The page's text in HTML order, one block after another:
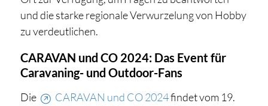
und die starke regionale Verwurzelung von Hobby
zu verdeutlichen.
CARAVAN und CO 2024: Das Event für
Caravaning- und Outdoor-Fans
Die CARAVAN und CO 2024findet vom 19.